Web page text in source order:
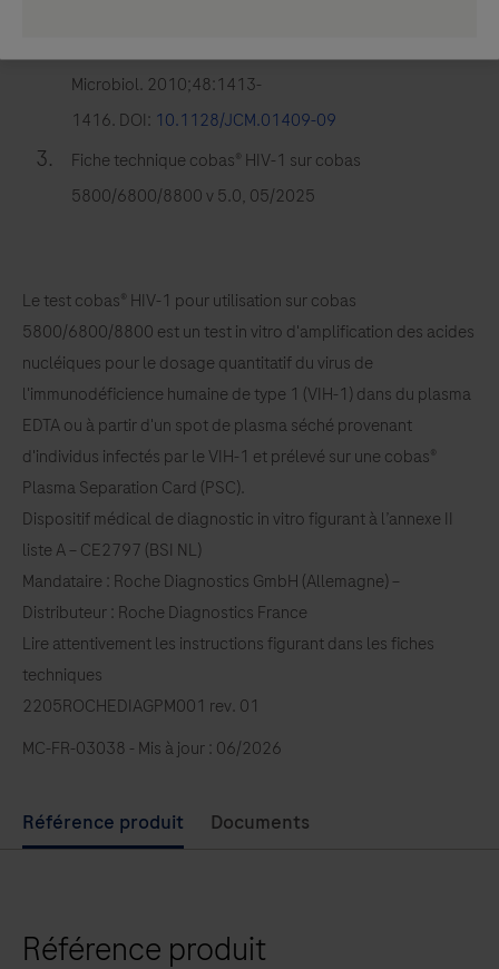
Microbiol. 2010;48:1413-
1416. DOI: 10.1128/JCM.01409-09
Fiche technique cobas® HIV-1 sur cobas
5800/6800/8800 v 5.0, 05/2025
Le test cobas® HIV-1 pour utilisation sur cobas
5800/6800/8800 est un test in vitro d'amplification des acides
nucléiques pour le dosage quantitatif du virus de
l'immunodéficience humaine de type 1 (VIH-1) dans du plasma
EDTA ou à partir d'un spot de plasma séché provenant
d'individus infectés par le VIH-1 et prélevé sur une cobas®
Plasma Separation Card (PSC).
Dispositif médical de diagnostic in vitro figurant à l’annexe II
liste A – CE2797 (BSI NL)
Mandataire : Roche Diagnostics GmbH (Allemagne) –
Distributeur : Roche Diagnostics France
Lire attentivement les instructions figurant dans les fiches
techniques
2205ROCHEDIAGPM001 rev. 01
MC-FR-03038 - Mis à jour : 06/2026
Use
left
arrow
Référence produit Documents
Référence produit